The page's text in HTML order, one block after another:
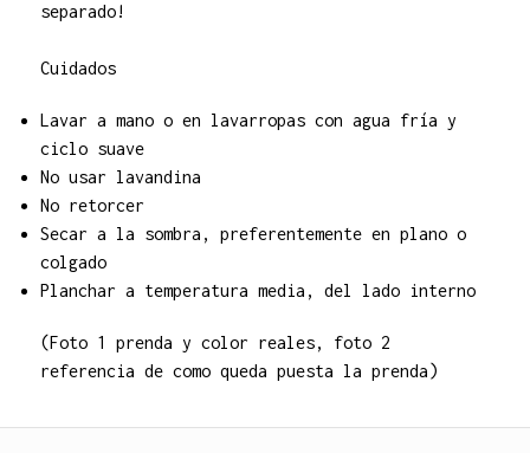
separado!
Cuidados
Lavar a mano o en lavarropas con agua fría y
ciclo suave
No usar lavandina
No retorcer
Secar a la sombra, preferentemente en plano o
colgado
Planchar a temperatura media, del lado interno
(Foto 1 prenda y color reales, foto 2
referencia de como queda puesta la prenda)